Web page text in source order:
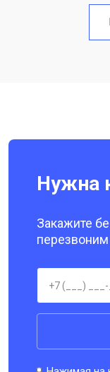
Замена кнопки
Нужна
Закажите